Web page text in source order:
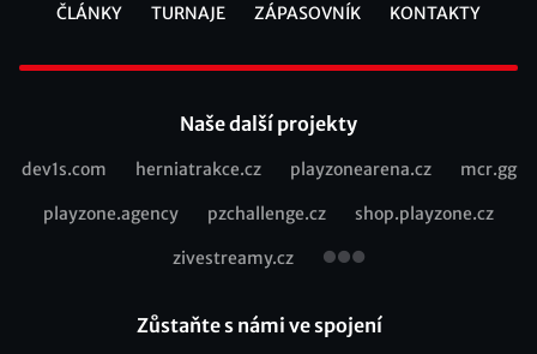
ČLÁNKY TURNAJE ZÁPASOVNÍK KONTAKTY
Naše další projekty
Recommended
dev1s.com herniatrakce.cz playzonearena.cz mcr.gg
playzone.agency pzchallenge.cz shop.playzone.cz
zivestreamy.cz
Zůstaňte s námi ve spojení